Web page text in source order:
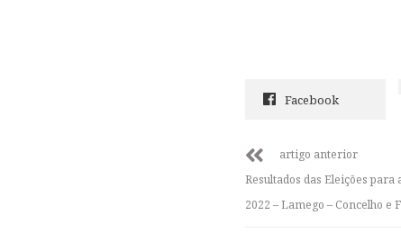
Facebook
artigo anterior
Resultados das Eleições
2022 – Lamego – Concelho e